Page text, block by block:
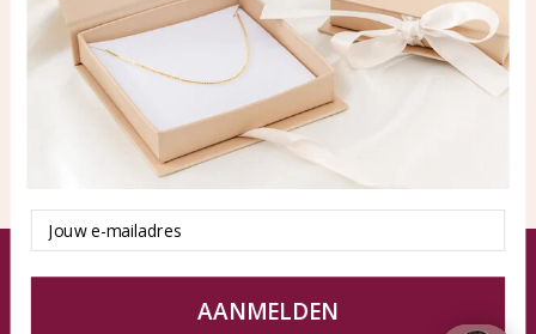
Alle producten
Nieuwe producten
Aanbiedingen
Over ons
Samenwerken?
Tips en Advies
Duurzaamheid
Email
AANMELDEN